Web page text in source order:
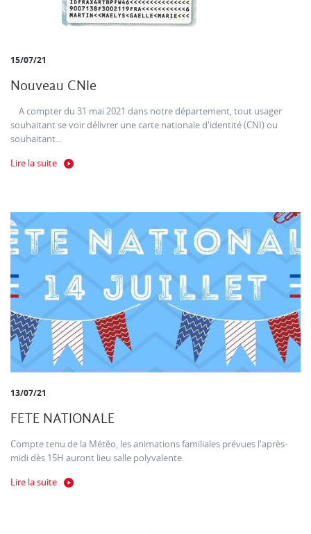
15/07/21
Nouveau CNIe
A compter du 31 mai 2021 dans notre département, tout usager
souhaitant se voir délivrer une carte nationale d'identité (CNI) ou
souhaitant...
Lire la suite
13/07/21
FETE NATIONALE
Compte tenu de la Météo, les animations familiales prévues l'après-
midi dès 15H auront lieu salle polyvalente.
Lire la suite